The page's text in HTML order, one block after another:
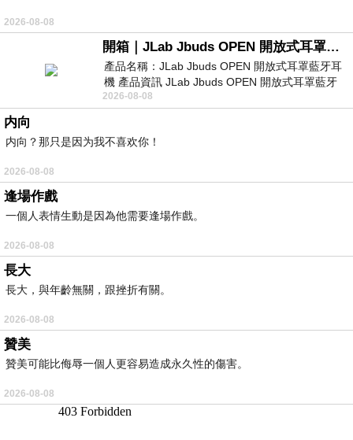
2026-08-08
開箱｜JLab Jbuds OPEN 開放式耳罩藍牙耳機 - 設計美學，輕巧、透氣、環境音全物理達成！
產品名稱：JLab Jbuds OPEN 開放式耳罩藍牙耳
機 產品資訊 JLab Jbuds OPEN 開放式耳罩藍牙
耳機評語：非常有特色，值得喜愛美型工
2026-08-08
内向
内向？那只是因为我不喜欢你！
2026-08-08
逢場作戲
一個人表情生動是因為他需要逢場作戲。
2026-08-08
長大
長大，與年齡無關，跟挫折有關。
2026-08-08
贊美
贊美可能比侮辱一個人更容易造成永久性的傷害。
2026-08-08